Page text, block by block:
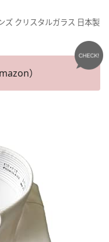
ズ クリスタルガラス 日本製
）